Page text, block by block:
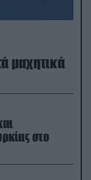
μαχητικά
στο